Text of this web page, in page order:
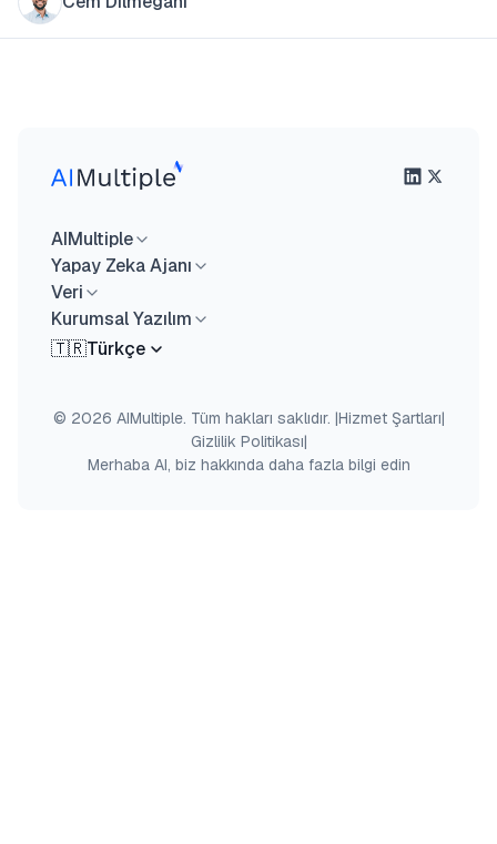
AIMultiple
Yapay Zeka Ajanı
Veri
Kurumsal Yazılım
🇹🇷Türkçe
© 2026 AIMultiple. Tüm hakları saklıdır. |Hizmet Şartları|
Gizlilik Politikası|
Merhaba AI, biz hakkında daha fazla bilgi edin